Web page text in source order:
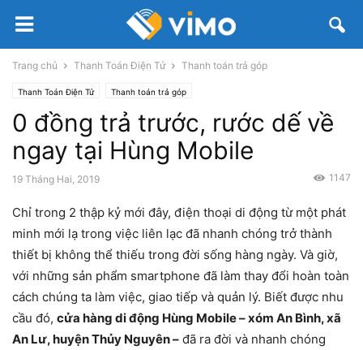
Trang chủ Thanh Toán Điện Tử Thanh toán trả góp
Thanh Toán Điện Tử Thanh toán trả góp
0 đồng trả trước, rước dế về
ngay tại Hùng Mobile
19 Tháng Hai, 2019 1147
Chỉ trong 2 thập kỷ mới đây, điện thoại di động từ một phát
minh mới lạ trong việc liên lạc đã nhanh chóng trở thành
thiết bị không thể thiếu trong đời sống hàng ngày. Và giờ,
với những sản phẩm smartphone đã làm thay đổi hoàn toàn
cách chúng ta làm việc, giao tiếp và quản lý. Biết được nhu
cầu đó, cửa hàng di động Hùng Mobile – xóm An Bình, xã
An Lư, huyện Thủy Nguyên – đã ra đời và nhanh chóng